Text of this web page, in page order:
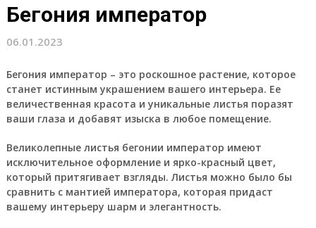
Бегония император
06.01.2023
Бегония император – это роскошное растение, которое
станет истинным украшением вашего интерьера. Ее
величественная красота и уникальные листья поразят
ваши глаза и добавят изыска в любое помещение.
Великолепные листья бегонии император имеют
исключительное оформление и ярко-красный цвет,
который притягивает взгляды. Листья можно было бы
сравнить с мантией императора, которая придаст
вашему интерьеру шарм и элегантность.